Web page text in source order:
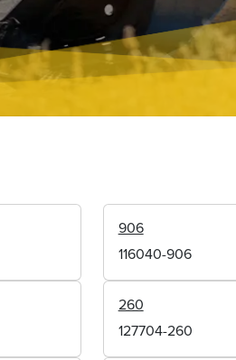
906
116040-906
260
127704-260